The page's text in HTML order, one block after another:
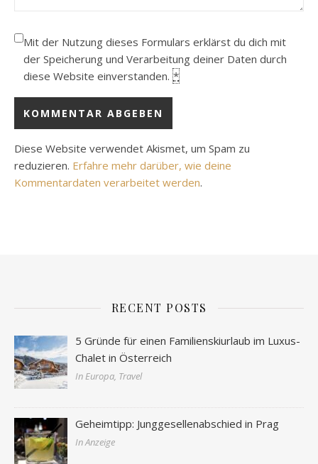
Mit der Nutzung dieses Formulars erklärst du dich mit
der Speicherung und Verarbeitung deiner Daten durch
diese Website einverstanden. *
Diese Website verwendet Akismet, um Spam zu
reduzieren. Erfahre mehr darüber, wie deine
Kommentardaten verarbeitet werden.
RECENT POSTS
5 Gründe für einen Familienskiurlaub im Luxus-
Chalet in Österreich
In Europa, Travel
Geheimtipp: Junggesellenabschied in Prag
In Anzeige